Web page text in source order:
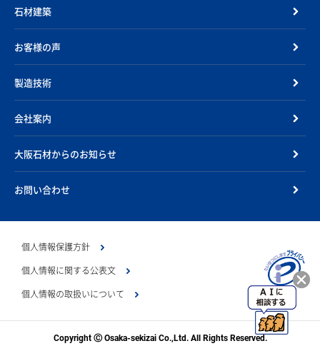
石材建築
お客様の声
製造技術
会社案内
大阪石材からのお知らせ
お問い合わせ
個人情報保護方針
個人情報に関する公表文
個人情報の取扱いについて
Copyright Ⓒ Osaka-sekizai Co.,Ltd. All Rights Reserved.